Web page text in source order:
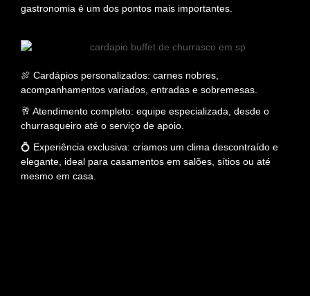
gastronomia é um dos pontos mais importantes.
🍖 Cardápios personalizados: carnes nobres,
acompanhamentos variados, entradas e sobremesas.
🥂 Atendimento completo: equipe especializada, desde o
churrasqueiro até o serviço de apoio.
💍 Experiência exclusiva: criamos um clima descontraído e
elegante, ideal para casamentos em salões, sítios ou até
mesmo em casa.